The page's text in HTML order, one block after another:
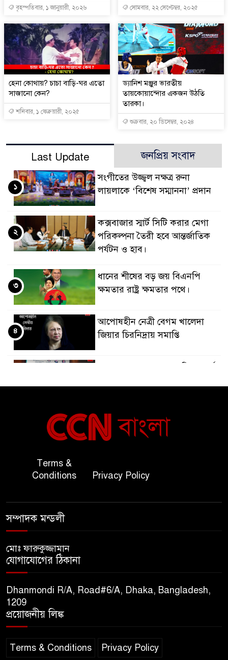
বৃহস্পতিবার, ১ জানুয়ারী, ২০২৬ সোমবার, ২২ সেপ্টেম্বর, ২০২৫
হেনা কোথায়? চাচা বাড়ি-ঘর এতো
সাজানো কেন?
শনিবার, ১ ফেব্রুয়ারী, ২০২৫
ড্যানিশ মঞ্জুর ভারতীয়
তায়কোয়ান্দোর একজন উঠতি
তারকা।
শুক্রবার, ২০ ডিসেম্বর, ২০২৪
Last Update জনপ্রিয় সংবাদ
সংগীতের উজ্জ্বল নক্ষত্র রুনা
লায়লাকে ‘বিশেষ সম্মাননা’ প্রদান
১
কক্সবাজার স্মার্ট সিটি করার মেগা
পরিকল্পনা তৈরী হবে আন্তর্জাতিক
পর্যটন ও হাব।
২
ধানের শীষের বড় জয় বিএনপি
ক্ষমতার রাষ্ট্র ক্ষমতার পথে।
৩
আপোষহীন নেত্রী বেগম খালেদা
জিয়ার চিরনিদ্রায় সমাপ্তি
৪
বাংলাদেশ ও কুয়েত: সেনাপ্রধান এবং
সহ-পররাষ্ট্রমন্ত্রীর সৌজন্য সাক্ষাৎ
অতিরিক্ত পুলিশ মহাপরিদর্শক
বিপিআই-এর জ্বালানি প্রশিক্ষণ
৯
সুমাইয়া হারুন: মিস মাল্টিন্যাশনাল
১০
Terms &
Conditions
Privacy Policy
সম্পাদক মন্ডলী
মোঃ ফারুকুজ্জামান
যোগাযোগের ঠিকানা
Dhanmondi R/A, Road#6/A, Dhaka, Bangladesh,
1209
প্রয়োজনীয় লিঙ্ক
Terms & Conditions Privacy Policy